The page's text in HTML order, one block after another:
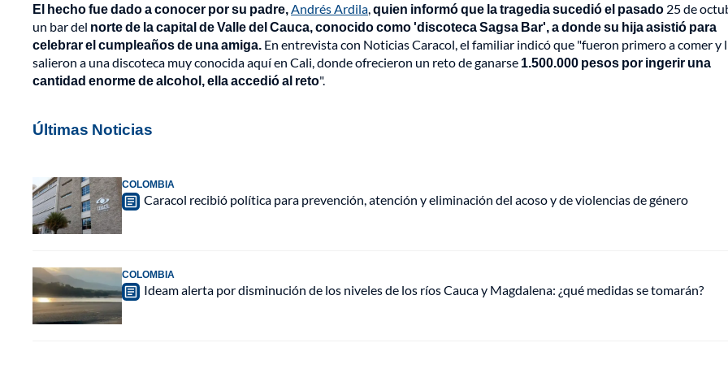
El hecho fue dado a conocer por su padre,Andrés Ardila,quien informó que la tragedia sucedió el pasado 25 de
un bar del norte de la capital de Valle del Cauca, conocido como 'discoteca Sagsa Bar', a donde su hija asistió para
celebrar el cumpleaños de una amiga. En entrevista con Noticias Caracol, el familiar indicó que "fueron primero a comer y
salieron a una discoteca muy conocida aquí en Cali, donde ofrecieron un reto de ganarse 1.500.000 pesos por ingerir una
cantidad enorme de alcohol, ella accedió al reto".
Últimas Noticias
COLOMBIA
Caracol recibió política para prevención, atención y eliminación del acoso y de violencias de género
COLOMBIA
Ideam alerta por disminución de los niveles de los ríos Cauca y Magdalena: ¿qué medidas se tomarán?